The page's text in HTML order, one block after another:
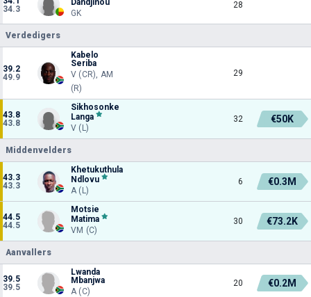
34.3
GK
28
Verdedigers
39.2
49.9
Kabelo
Seriba
V (CR), AM
(R)
29
43.8
43.8
Sikhosonke
Langa
V (L)
32 €50K
Middenvelders
43.3
43.3
Khetukuthula
Ndlovu
A (L)
6 €0.3M
44.5
44.5
Motsie
Matima
VM (C)
30 €73.2K
Aanvallers
39.5
39.5
Lwanda
Mbanjwa
A (C)
20 €0.2M